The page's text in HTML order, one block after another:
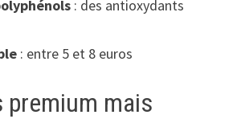
: des antioxydants
: entre 5 et 8 euros
premium mais